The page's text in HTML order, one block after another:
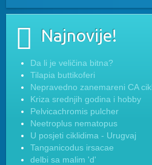
Najnovije!
Da li je veličina bitna?
Tilapia buttikoferi
Nepravedno zanemareni CA
Kriza srednjih godina i hobby
Pelvicachromis pulcher
Neetroplus nematopus
U posjeti ciklidima - Urugvaj
Tanganicodus irsacae
delbi sa malim 'd'